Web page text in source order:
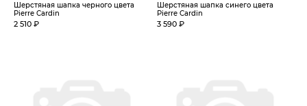
Шерстяная шапка черного цвета
Pierre Cardin
2 510 ₽
Шерстяная шапка синего цвета
Pierre Cardin
3 590 ₽